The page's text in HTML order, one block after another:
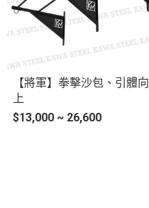
【將軍】拳擊沙包、引體向
上
$13,000 ~ 26,600